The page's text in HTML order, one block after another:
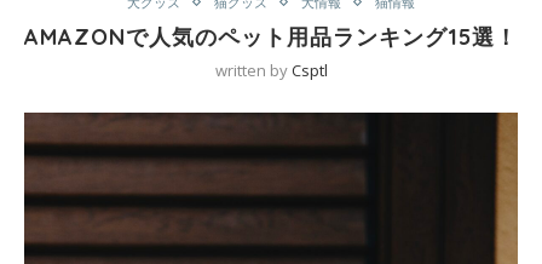
AMAZONで人気のペット用品ランキング15選！
written byCsptl